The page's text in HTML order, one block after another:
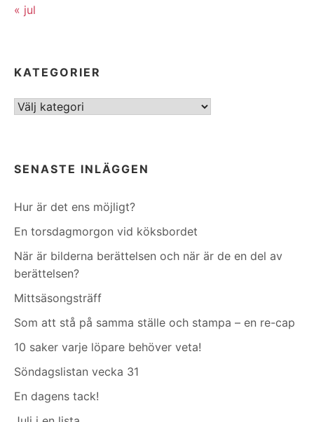
« jul
KATEGORIER
Kategorier
SENASTE INLÄGGEN
Hur är det ens möjligt?
En torsdagmorgon vid köksbordet
När är bilderna berättelsen och när är de en del av
berättelsen?
Mittsäsongsträff
Som att stå på samma ställe och stampa – en re-cap
10 saker varje löpare behöver veta!
Söndagslistan vecka 31
En dagens tack!